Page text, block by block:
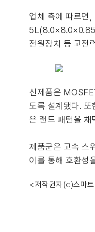
업체 측에 따르면
전원장치 등 고전
신제품은
도록 설계됐다. 또
은 랜드 패턴을 채
제품군은 고속 스
이를 통해 호환성
<저작권자(c)스마